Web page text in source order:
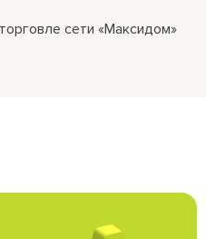
сети «Максидом»